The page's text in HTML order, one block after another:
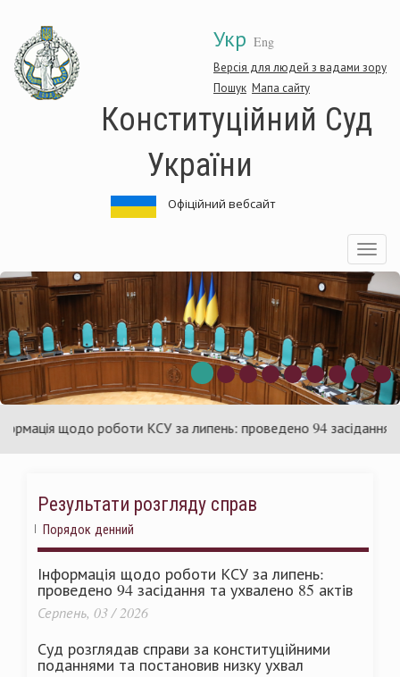
основного
матеріалу
Укр Eng
Версія для людей з вадами зору
Пошук Мапа сайту
Конституційний Суд
України
Офіційний вебсайт
Toggle
щодо роботи КСУ за липень: проведено 94 засідання та
Результати розгляду справ
Порядок денний
Інформація щодо роботи КСУ за липень:
проведено 94 засідання та ухвалено 85 актів
Серпень, 03 / 2026
Суд розглядав справи за конституційними
поданнями та постановив низку ухвал